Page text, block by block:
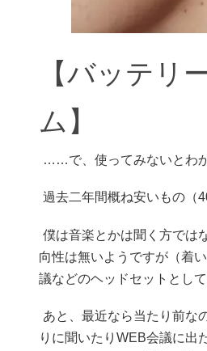
【バッテリ
ム】
……で、使ってみないとわ
過去二年間概ね安いもの（
僕は音楽とかは聞く方では
向性は無いようですが（着
議などのヘッドセットとし
あと、最近なら当たり前な
りに聞いたりWEB会議に出